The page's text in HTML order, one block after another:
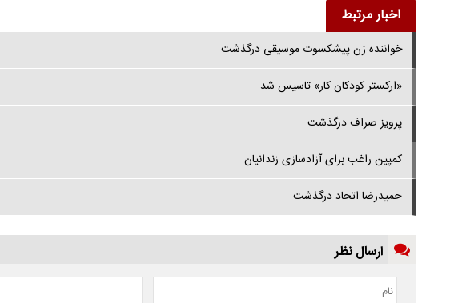
اخبار مرتبط
خواننده‌ زن پیشکسوت موسیقی درگذشت
«ارکستر کودکان کار» تاسیس شد
پرویز صراف درگذشت
کمپین راغب برای آزادسازی زندانیان
حمیدرضا اتحاد درگذشت
ارسال نظر